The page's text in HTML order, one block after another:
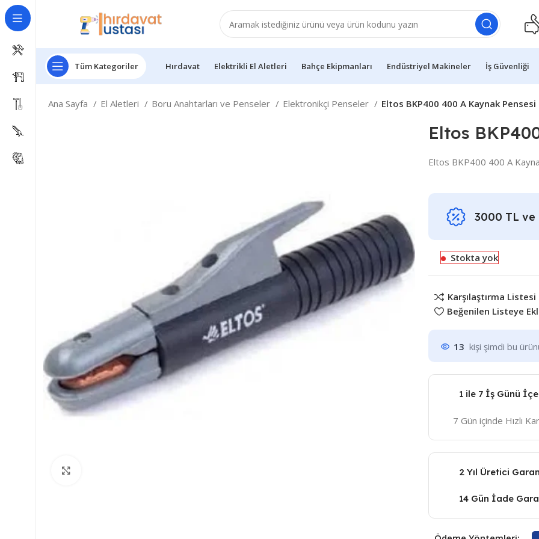
Tüm Kategoriler Hırdavat Elektrikli El Aletleri Bahçe Ekipmanları Endüstriyel Makineler İş Güvenliği
Ana Sayfa El Aletleri Boru Anahtarları ve Penseler Elektronikçi Penseler Eltos BKP400 400 A Kaynak Pensesi
Eltos
Eltos BKP400 400 A
3000 TL ve
Stokta yok
Karşılaştırma Listesi
Beğenilen Listeye
13 kişi şimdi bu
1 ile 7 İş Günü
7 Gün içinde Hızlı
2 Yıl Üretici
14 Gün İade